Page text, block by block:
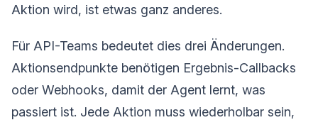
Aktion wird, ist etwas ganz anderes.
Für API-Teams bedeutet dies drei Änderungen.
Aktionsendpunkte benötigen Ergebnis-Callbacks
oder Webhooks, damit der Agent lernt, was
passiert ist. Jede Aktion muss wiederholbar sein,